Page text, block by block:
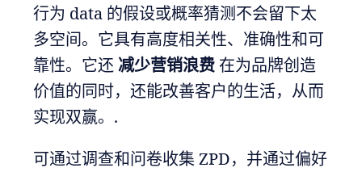
行为 data 的假设或概率猜测不会留下太
多空间。它具有高度相关性、准确性和可
靠性。它还减少营销浪费在为品牌创造
价值的同时，还能改善客户的生活，从而
实现双赢。.
可通过调查和问卷收集 ZPD，并通过偏好